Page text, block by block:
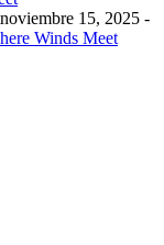
noviembre 15, 2025 -
Winds Meet